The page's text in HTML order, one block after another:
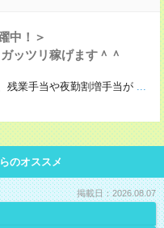
中！＞
ッツリ稼げます＾＾
残業手当や夜勤割増手当が ...
のオススメ
掲載日：2026.08.07